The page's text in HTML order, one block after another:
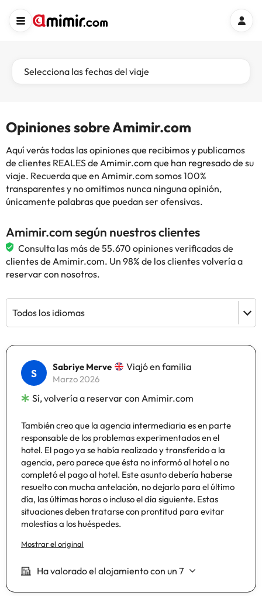
Selecciona las fechas del viaje
Opiniones sobre Amimir.com
Aquí verás todas las opiniones que recibimos y publicamos
de clientes REALES de Amimir.com que han regresado de su
viaje. Recuerda que en Amimir.com somos 100%
transparentes y no omitimos nunca ninguna opinión,
únicamente palabras que puedan ser ofensivas.
Amimir.com según nuestros clientes
Consulta las más de 55.670 opiniones verificadas de
clientes de Amimir.com. Un 98% de los clientes volvería a
reservar con nosotros.